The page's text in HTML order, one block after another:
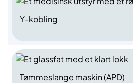
Y-kobling
Tømmeslange maskin (APD)